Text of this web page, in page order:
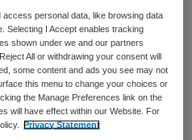
Bewaren 03-08-2026
/ Projectleider
personal data, like browsing data
Selecting I Accept enables tracking
shown under we and our partners
All or withdrawing your consent will
some content and ads you see may not
this menu to change your choices or
the Manage Preferences link on the
will have effect within our Website. For
Privacy Statement